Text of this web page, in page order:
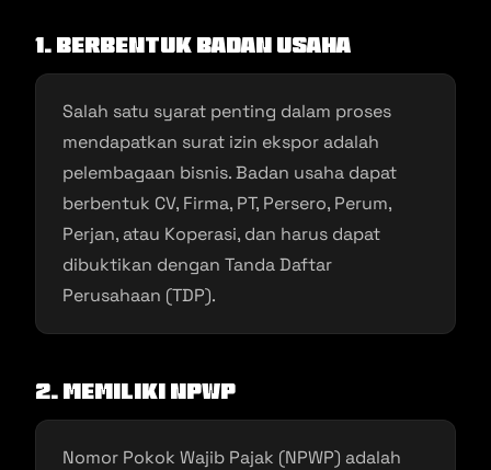
1. Berbentuk Badan Usaha
Salah satu syarat penting dalam proses
mendapatkan surat izin ekspor adalah
pelembagaan bisnis. Badan usaha dapat
berbentuk CV, Firma, PT, Persero, Perum,
Perjan, atau Koperasi, dan harus dapat
dibuktikan dengan Tanda Daftar
Perusahaan (TDP).
2. Memiliki NPWP
Nomor Pokok Wajib Pajak (NPWP) adalah